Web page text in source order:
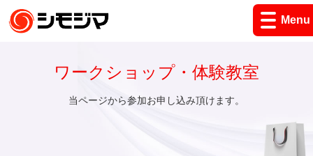
Menu
ワークショップ・体験教室
当ページから参加お申し込み頂けます。